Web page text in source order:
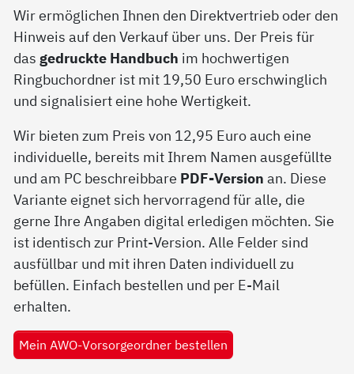
Wir ermöglichen Ihnen den Direktvertrieb oder den
Hinweis auf den Verkauf über uns. Der Preis für
das gedruckte Handbuch im hochwertigen
Ringbuchordner ist mit 19,50 Euro erschwinglich
und signalisiert eine hohe Wertigkeit.
Wir bieten zum Preis von 12,95 Euro auch eine
individuelle, bereits mit Ihrem Namen ausgefüllte
und am PC beschreibbare PDF-Version an. Diese
Variante eignet sich hervorragend für alle, die
gerne Ihre Angaben digital erledigen möchten. Sie
ist identisch zur Print-Version. Alle Felder sind
ausfüllbar und mit ihren Daten individuell zu
befüllen. Einfach bestellen und per E-Mail
erhalten.
Mein AWO-Vorsorgeordner bestellen